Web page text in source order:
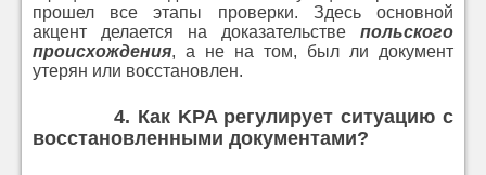
прошел все этапы проверки. Здесь основной
акцент делается на доказательстве польского
происхождения, а не на том, был ли документ
утерян или восстановлен.
4. Как KPA регулирует ситуацию с
восстановленными документами?